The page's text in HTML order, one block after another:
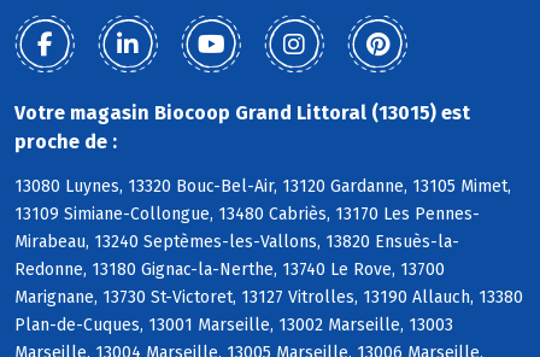
Votre magasin Biocoop Grand Littoral (13015) est
proche de :
13080 Luynes, 13320 Bouc-Bel-Air, 13120 Gardanne, 13105 Mimet,
13109 Simiane-Collongue, 13480 Cabriès, 13170 Les Pennes-
Mirabeau, 13240 Septèmes-les-Vallons, 13820 Ensuès-la-
Redonne, 13180 Gignac-la-Nerthe, 13740 Le Rove, 13700
Marignane, 13730 St-Victoret, 13127 Vitrolles, 13190 Allauch, 13380
Plan-de-Cuques, 13001 Marseille, 13002 Marseille, 13003
Marseille, 13004 Marseille, 13005 Marseille, 13006 Marseille,